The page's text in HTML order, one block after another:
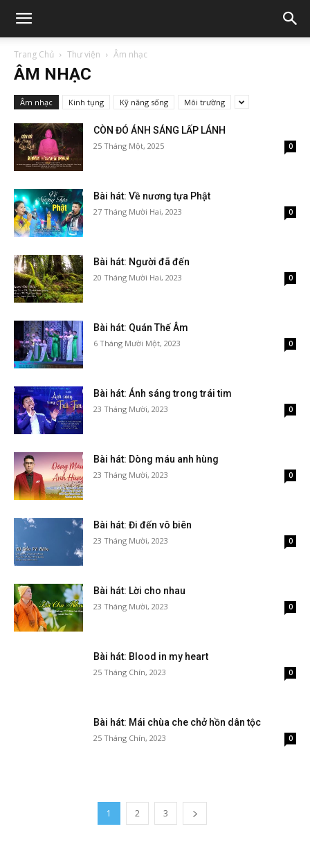
Trang Chủ Thư viện Âm nhạc
ÂM NHẠC
Âm nhạc Kinh tụng Kỹ năng sống Môi trường
CÒN ĐÓ ÁNH SÁNG LẤP LÁNH
25 Tháng Một, 2025 0
Bài hát: Về nương tựa Phật
27 Tháng Mười Hai, 2023 0
Bài hát: Người đã đến
20 Tháng Mười Hai, 2023 0
Bài hát: Quán Thế Âm
6 Tháng Mười Một, 2023 0
Bài hát: Ánh sáng trong trái tim
23 Tháng Mười, 2023 0
Bài hát: Dòng máu anh hùng
23 Tháng Mười, 2023 0
Bài hát: Đi đến vô biên
23 Tháng Mười, 2023 0
Bài hát: Lời cho nhau
23 Tháng Mười, 2023 0
Bài hát: Blood in my heart
25 Tháng Chín, 2023 0
Bài hát: Mái chùa che chở hồn dân tộc
25 Tháng Chín, 2023 0
1 2 3